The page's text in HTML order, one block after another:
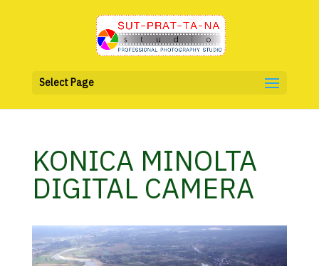
Select Page
KONICA MINOLTA
DIGITAL CAMERA